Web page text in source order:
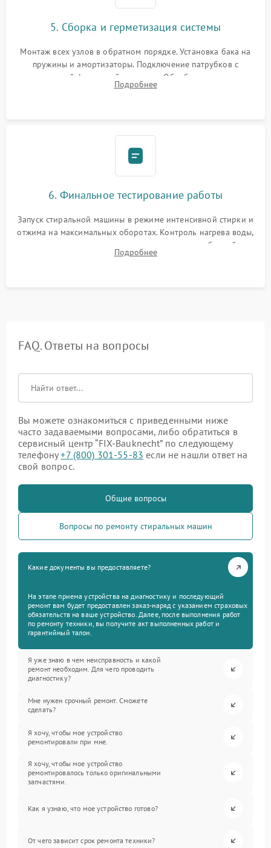
5. Сборка и герметизация системы
Монтаж всех узлов в обратном порядке. Установка бака на
пружины и амортизаторы. Подключение патрубков с
надежной фиксацией хомутами. Обработка стыков
герметиком для предотвращения возможных протечек воды.
Подробнее
6. Финальное тестирование работы
Запуск стиральной машины в режиме интенсивной стирки и
отжима на максимальных оборотах. Контроль нагрева воды,
корректности слива, отсутствия излишних вибраций,
посторонних стуков и протечек под корпусом.
Подробнее
FAQ. Ответы на вопросы
Вы можете ознакомиться с приведенными ниже
часто задаваемыми вопросами, либо обратиться в
сервисный центр “FIX-Bauknecht” по следующему
телефону+7 (800) 301-55-83 если не нашли ответ на
свой вопрос.
Общие вопросы
Вопросы по ремонту стиральных машин
Какие документы вы предоставляете?
На этапе приема устройства на диагностику и последующий
ремонт вам будет предоставлен заказ-наряд с указанием страховых
обязательств на ваше устройство. Далее, после выполнения работ
по ремонту техники, вы получите акт выполненных работ и
гарантийный талон.
Я уже знаю в чем неисправность и какой
ремонт необходим. Для чего проводить
диагностику?
Мне нужен срочный ремонт. Сможете
сделать?
Я хочу, чтобы мое устройство
ремонтировали при мне.
Я хочу, чтобы мое устройство
ремонтировалось только оригинальными
запчастями.
Как я узнаю, что мое устройство готово?
От чего зависит срок ремонта техники?